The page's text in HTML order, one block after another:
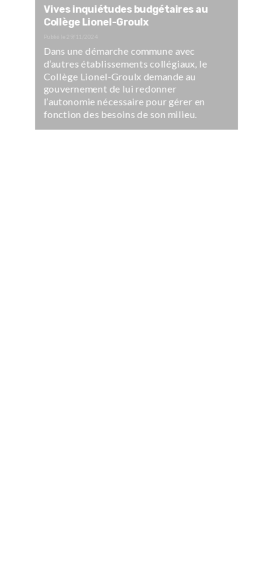
Vives inquiétudes budgétaires au
Collège Lionel-Groulx
Dans une démarche commune avec
d’autres établissements collégiaux, le
Collège Lionel-Groulx demande au
gouvernement de lui redonner
l’autonomie nécessaire pour gérer en
fonction des besoins de son milieu.